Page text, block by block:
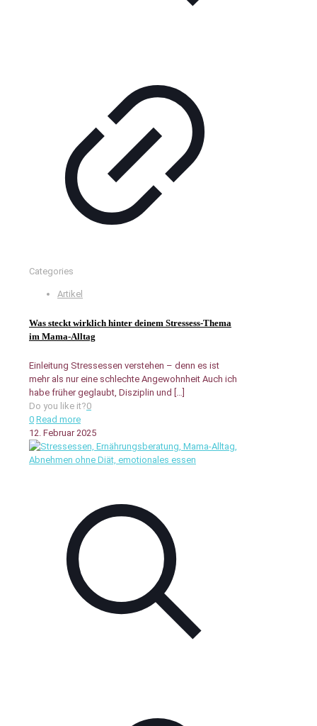
Categories
Artikel
Was steckt wirklich hinter deinem Stressess-Thema
im Mama-Alltag
Einleitung Stressessen verstehen – denn es ist
mehr als nur eine schlechte Angewohnheit Auch ich
habe früher geglaubt, Disziplin und
Do you like it?0
0 Read more
12. Februar 2025